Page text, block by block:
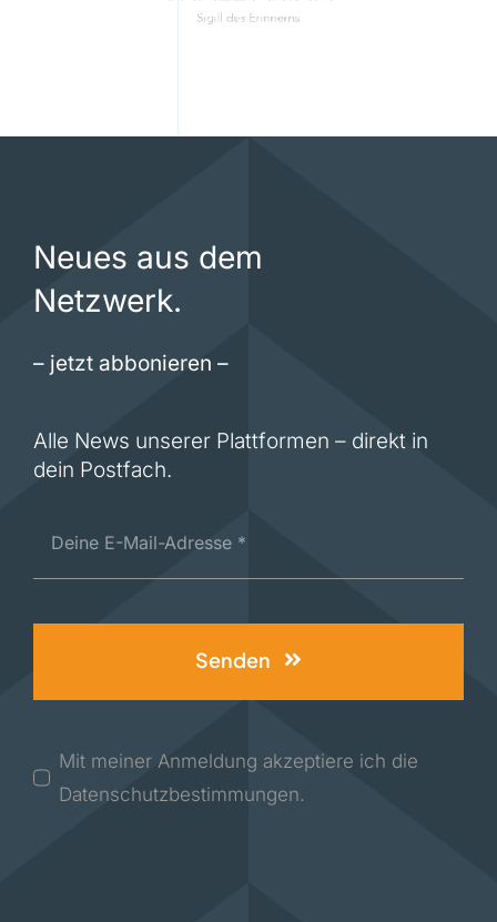
Neues aus dem
Netzwerk.
– jetzt abbonieren –
Alle News unserer Plattformen – direkt in
dein Postfach.
Senden
Mit meiner Anmeldung akzeptiere ich die
Datenschutzbestimmungen.